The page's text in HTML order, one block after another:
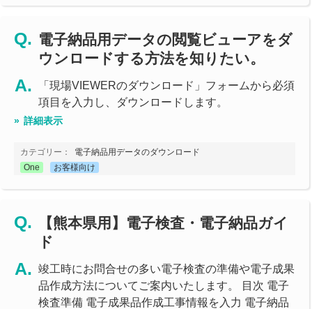
電子納品用データの閲覧ビューアをダ
ウンロードする方法を知りたい。
「現場VIEWERのダウンロード」フォームから必須
項目を入力し、ダウンロードします。
詳細表示
カテゴリー：
電子納品用データのダウンロード
One
お客様向け
【熊本県用】電子検査・電子納品ガイ
ド
竣工時にお問合せの多い電子検査の準備や電子成果
品作成方法についてご案内いたします。 目次 電子
検査準備 電子成果品作成工事情報を入力 電子納品